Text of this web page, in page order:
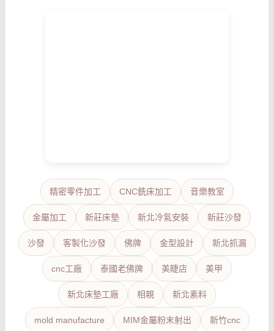
精密零件加工 CNC銑床加工 音樂教室
金屬加工 新莊床墊 新北冷氣安裝 新莊沙發
沙發 客製化沙發 佛牌 金型設計 新北抓漏
cnc工廠 泰國老佛牌 美睫店 美甲
新北床墊工廠 相親 新北素料
mold manufacture MIM金屬粉末射出 新竹cnc